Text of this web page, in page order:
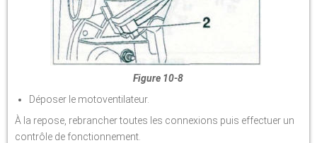
Figure 10-8
Déposer le motoventilateur.
À la repose, rebrancher toutes les connexions puis effectuer un
contrôle de fonctionnement.